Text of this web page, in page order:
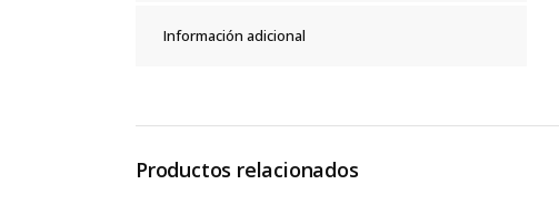
Información adicional
Productos relacionados